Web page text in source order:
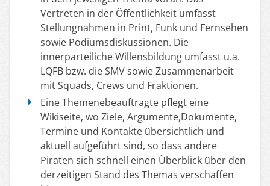
Vertreten in der Öffentlichkeit umfasst
Stellungnahmen in Print, Funk und Fernsehen
sowie Podiumsdiskussionen. Die
innerparteiliche Willensbildung umfasst u.a.
LQFB bzw. die SMV sowie Zusammenarbeit
mit Squads, Crews und Fraktionen.
Eine Themenebeauftragte pflegt eine
Wikiseite, wo Ziele, Argumente,Dokumente,
Termine und Kontakte übersichtlich und
aktuell aufgeführt sind, so dass andere
Piraten sich schnell einen Überblick über den
derzeitigen Stand des Themas verschaffen